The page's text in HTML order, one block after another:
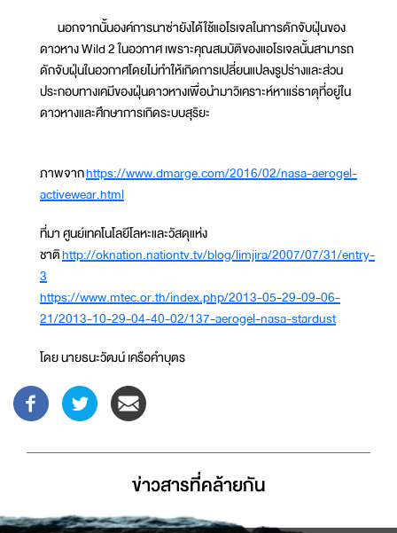
นอกจากนั้นองค์การนาซ่ายังได้ใช้แอโรเจลในการดักจับฝุ่นของ
ดาวหาง Wild 2 ในอวกาศ เพราะคุณสมบัติของแอโรเจลนั้นสามารถ
ดักจับฝุ่นในอวกาศโดยไม่ทำให้เกิดการเปลี่ยนแปลงรูปร่างและส่วน
ประกอบทางเคมีของฝุ่นดาวหางเพื่อนำมาวิเคราะห์หาแร่ธาตุที่อยู่ใน
ดาวหางและศึกษาการเกิดระบบสุริยะ
ภาพจากhttps://www.dmarge.com/2016/02/nasa-aerogel-
activewear.html
ที่มา ศูนย์เทคโนโลยีโลหะและวัสดุแห่ง
ชาติhttp://oknation.nationtv.tv/blog/limjira/2007/07/31/entry-
3
https://www.mtec.or.th/index.php/2013-05-29-09-06-
21/2013-10-29-04-40-02/137-aerogel-nasa-stardust
โดย นายธนะวัฒน์ เครือคำบุตร
ข่าวสารที่่คล้ายกัน